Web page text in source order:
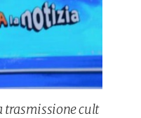
trasmissione cult